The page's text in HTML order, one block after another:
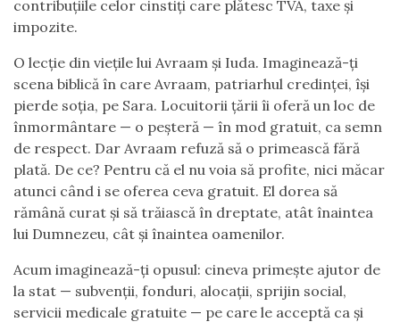
contribuțiile celor cinstiți care plătesc TVA, taxe și
impozite.
O lecție din viețile lui Avraam și Iuda. Imaginează-ți
scena biblică în care Avraam, patriarhul credinței, își
pierde soția, pe Sara. Locuitorii țării îi oferă un loc de
înmormântare — o peșteră — în mod gratuit, ca semn
de respect. Dar Avraam refuză să o primească fără
plată. De ce? Pentru că el nu voia să profite, nici măcar
atunci când i se oferea ceva gratuit. El dorea să
rămână curat și să trăiască în dreptate, atât înaintea
lui Dumnezeu, cât și înaintea oamenilor.
Acum imaginează-ți opusul: cineva primește ajutor de
la stat — subvenții, fonduri, alocații, sprijin social,
servicii medicale gratuite — pe care le acceptă ca și